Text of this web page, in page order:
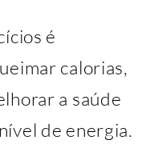
é
calorias,
a saúde
de energia.